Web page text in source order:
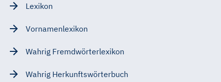
Lexikon
Vornamenlexikon
Wahrig Fremdwörterlexikon
Wahrig Herkunftswörterbuch